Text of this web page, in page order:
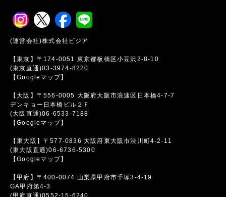
(運営会社)株式会社ビジア
【東京】〒174-0051 東京都板橋区小豆沢2-8-10
(東京直通)03-3974-8220
【Googleマップ】
【大阪】〒556-0005 大阪府大阪市浪速区日本橋4-7-7
デンキョー日本橋ビル２Ｆ
(大阪直通)06-6533-7188
【Googleマップ】
【東大阪】〒577-0836 大阪府東大阪市渋川町4-2-11
(東大阪直通)06-6736-5300
【Googleマップ】
【甲府】〒400-0074 山梨県甲府市千塚3-4-19
GA甲府第4-3